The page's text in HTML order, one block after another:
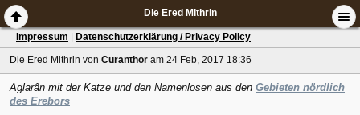
Die Ered Mithrin
Impressum Datenschutzerklärung / Privacy Policy
Die Ered Mithrin von Curanthor am 24 Feb, 2017 18:36
Aglarân mit der Katze und den Namenlosen aus den Gebieten nördlich
des Erebors